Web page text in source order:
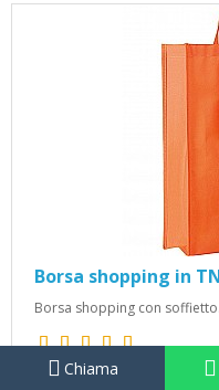
Borsa shopping in
Borsa shopping con
1,18€
Chiama